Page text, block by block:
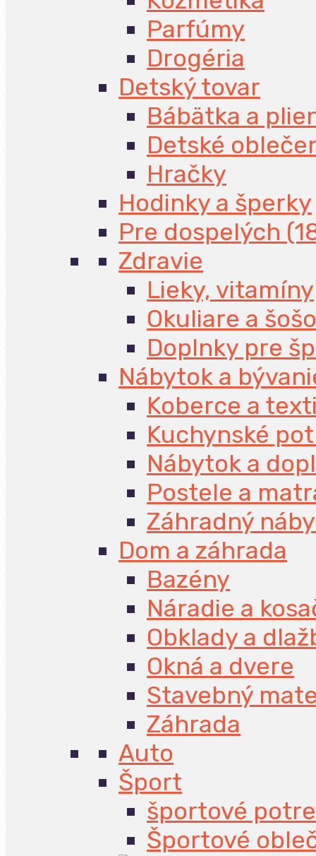
Parfúmy
Drogéria
Detský tovar
Bábätka a
Detské
Hračky
Hodinky a šperky
Pre dospelých
Zdravie
Lieky, vitamíny
Okuliare a
Doplnky pre
Nábytok a
Koberce a
Kuchynské
Nábytok a
Postele a
Záhradný
Dom a záhrada
Bazény
Náradie a
Obklady a
Okná a dvere
Stavebný
Záhrada
Auto
Šport
športové
Športové